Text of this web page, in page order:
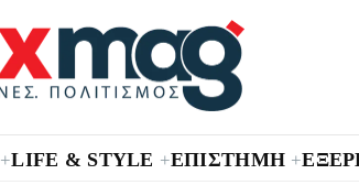
+LIFE & STYLE +ΕΠΙΣΤΗΜΗ +